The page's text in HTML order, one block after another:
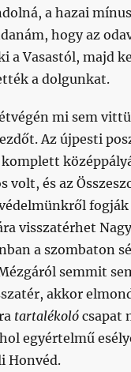
a hazai
hogy az
a Vasastól, majd
a dolgunkat.
mi sem
Az újpesti
volt, és az
visszatérhet
a szombaton
semmit
akkor
tartalékoló csapat
egyértelmű
Honvéd.